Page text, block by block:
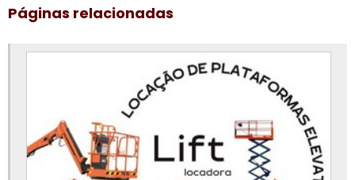
Curso de plataforma elevatória valor
Empresa de aluguel de plataforma elevatória
Empresa de plataforma elevatória
Locação de plataforma aérea
Locação de plataforma de elevação
Locação de plataforma elevatória
Páginas relacionadas